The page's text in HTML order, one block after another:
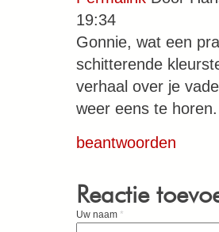
19:34
Gonnie, wat een
schitterende
verhaal over je
weer eens te horen.
beantwoorden
Reactie
Uw naam *